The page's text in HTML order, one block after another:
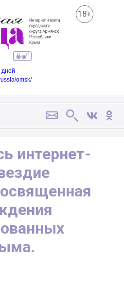
18+
дней
omsk/
интернет-